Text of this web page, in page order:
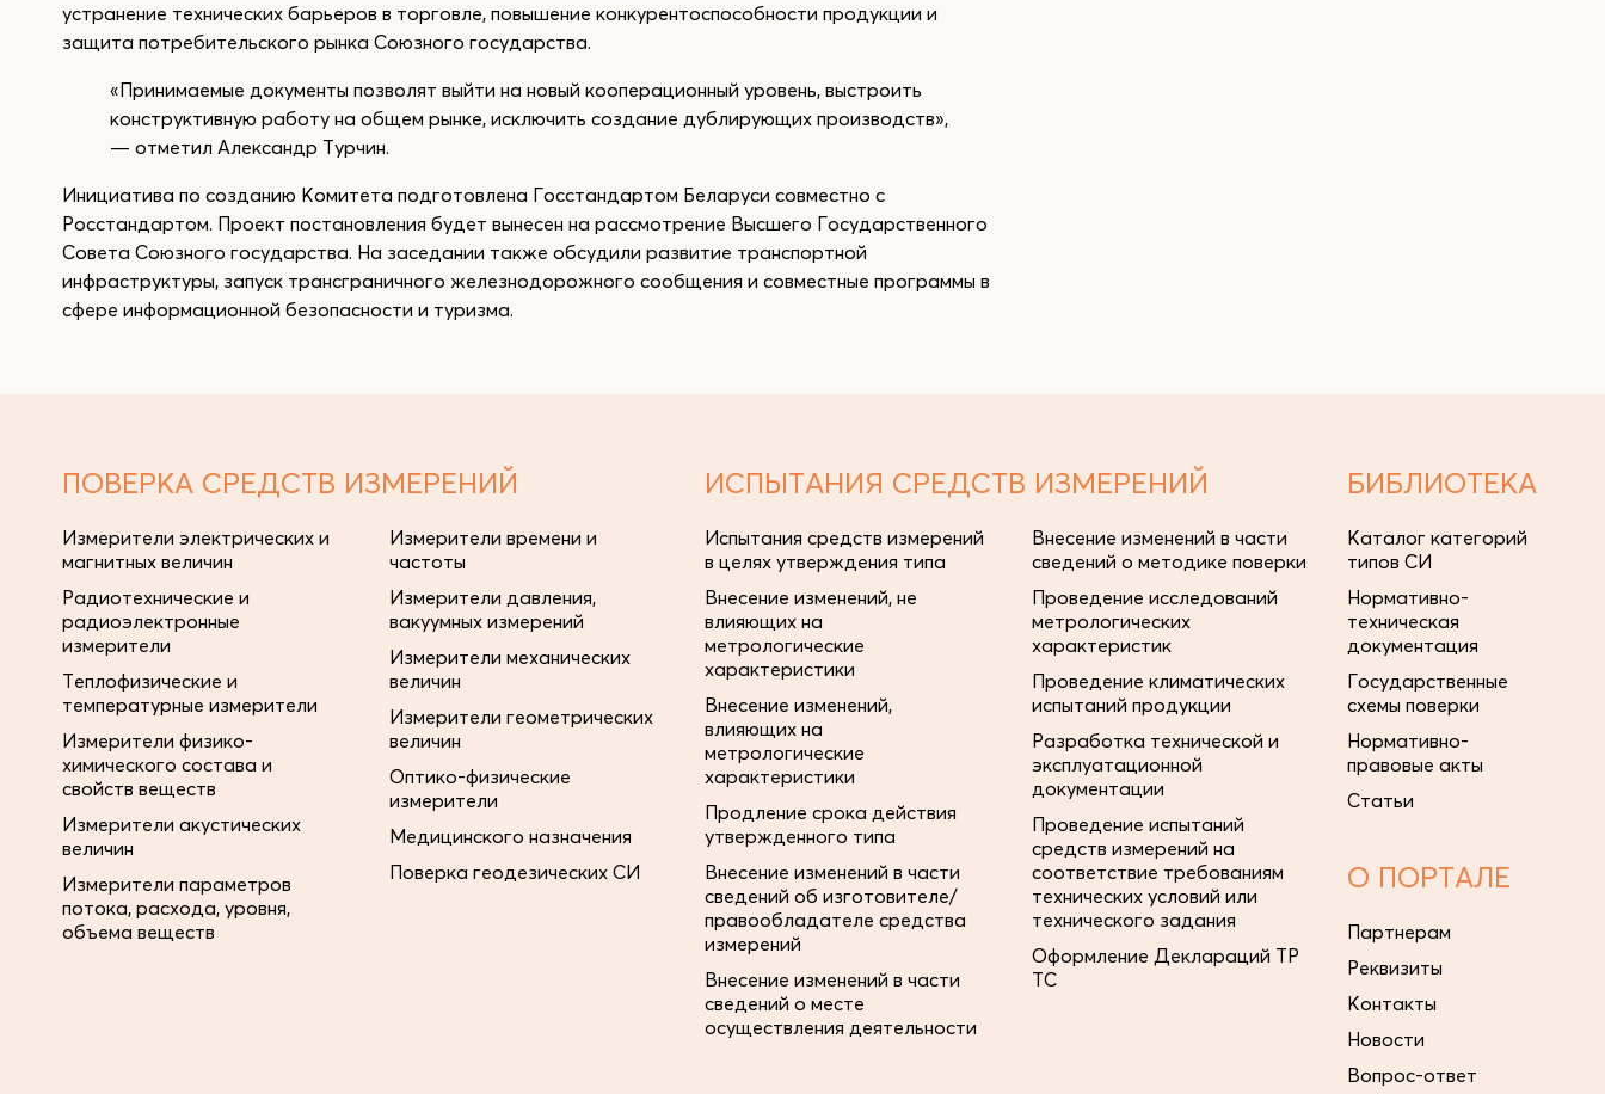
устранение технических барьеров в торговле, повышение конкурентоспособности продукции и
защита потребительского рынка Союзного государства.
«Принимаемые документы позволят выйти на новый кооперационный уровень, выстроить
конструктивную работу на общем рынке, исключить создание дублирующих производств»,
— отметил Александр Турчин.
Инициатива по созданию Комитета подготовлена Госстандартом Беларуси совместно с
Росстандартом. Проект постановления будет вынесен на рассмотрение Высшего Государственного
Совета Союзного государства. На заседании также обсудили развитие транспортной
инфраструктуры, запуск трансграничного железнодорожного сообщения и совместные программы в
сфере информационной безопасности и туризма.
ПОВЕРКА СРЕДСТВ ИЗМЕРЕНИЙ
Измерители электрических и
магнитных величин
Радиотехнические и
радиоэлектронные
измерители
Теплофизические и
температурные измерители
Измерители физико-
химического состава и
свойств веществ
Измерители акустических
величин
Измерители параметров
потока, расхода, уровня,
объема веществ
Измерители времени и
частоты
Измерители давления,
вакуумных измерений
Измерители механических
величин
Измерители геометрических
величин
Оптико-физические
измерители
Медицинского назначения
Поверка геодезических СИ
ИСПЫТАНИЯ СРЕДСТВ ИЗМЕРЕНИЙ
Испытания средств измерений
в целях утверждения типа
Внесение изменений, не
влияющих на
метрологические
характеристики
Внесение изменений,
влияющих на
метрологические
характеристики
Продление срока действия
утвержденного типа
Внесение изменений в части
сведений об изготовителе/
правообладателе средства
измерений
Внесение изменений в части
сведений о месте
осуществления деятельности
Внесение изменений в части
сведений о методике поверки
Проведение исследований
метрологических
характеристик
Проведение климатических
испытаний продукции
Разработка технической и
эксплуатационной
документации
Проведение испытаний
средств измерений на
соответствие требованиям
технических условий или
технического задания
Оформление Деклараций ТР
ТС
БИБЛИОТЕКА
Каталог категорий
типов СИ
Нормативно-
техническая
документация
Государственные
схемы поверки
Нормативно-
правовые акты
Статьи
О ПОРТАЛЕ
Партнерам
Реквизиты
Контакты
Новости
Вопрос-ответ